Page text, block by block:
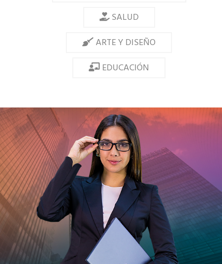
SALUD
ARTE Y DISEÑO
EDUCACIÓN